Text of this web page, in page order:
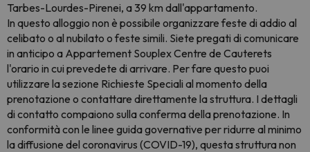
Tarbes-Lourdes-Pirenei, a 39 km dall'appartamento.
In questo alloggio non è possibile organizzare feste di addio al
celibato o al nubilato o feste simili. Siete pregati di comunicare
in anticipo a Appartement Souplex Centre de Cauterets
l'orario in cui prevedete di arrivare. Per fare questo puoi
utilizzare la sezione Richieste Speciali al momento della
prenotazione o contattare direttamente la struttura. I dettagli
di contatto compaiono sulla conferma della prenotazione. In
conformità con le linee guida governative per ridurre al minimo
la diffusione del coronavirus (COVID-19), questa struttura non